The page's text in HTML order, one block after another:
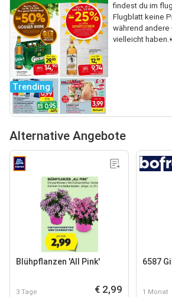
Trending
findest du im
Flugblatt keine
während
vielleicht
Alternative Angebote
Blühpflanzen 'All Pink'
3 Tage € 2,99
6587
1 Monat